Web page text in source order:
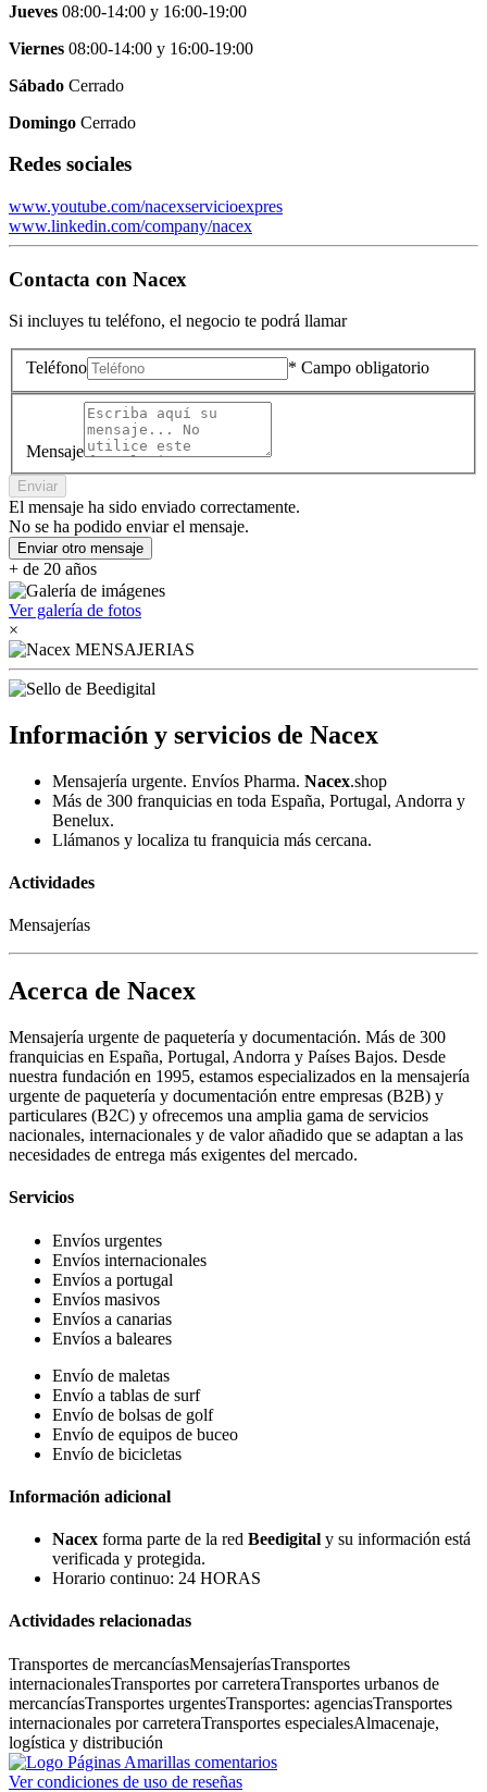
Jueves 08:00-14:00 y 16:00-19:00
Viernes 08:00-14:00 y 16:00-19:00
Sábado Cerrado
Domingo Cerrado
Redes sociales
www.youtube.com/nacexservicioexpres
www.linkedin.com/company/nacex
Contacta con Nacex
Si incluyes tu teléfono, el negocio te podrá llamar
Teléfono * Campo obligatorio
Mensaje
Enviar
El mensaje ha sido enviado correctamente.
No se ha podido enviar el mensaje.
Enviar otro mensaje
+ de 20 años
Ver galería de fotos
×
Información y servicios de Nacex
Mensajería urgente. Envíos Pharma. Nacex.shop
Más de 300 franquicias en toda España, Portugal, Andorra y
Benelux.
Llámanos y localiza tu franquicia más cercana.
Actividades
Mensajerías
Acerca de Nacex
Mensajería urgente de paquetería y documentación. Más de 300
franquicias en España, Portugal, Andorra y Países Bajos. Desde
nuestra fundación en 1995, estamos especializados en la mensajería
urgente de paquetería y documentación entre empresas (B2B) y
particulares (B2C) y ofrecemos una amplia gama de servicios
nacionales, internacionales y de valor añadido que se adaptan a las
necesidades de entrega más exigentes del mercado.
Servicios
Envíos urgentes
Envíos internacionales
Envíos a portugal
Envíos masivos
Envíos a canarias
Envíos a baleares
Envío de maletas
Envío a tablas de surf
Envío de bolsas de golf
Envío de equipos de buceo
Envío de bicicletas
Información adicional
Nacex forma parte de la red Beedigital y su información está
verificada y protegida.
Horario continuo: 24 HORAS
Actividades relacionadas
Transportes de mercancíasMensajeríasTransportes
internacionalesTransportes por carreteraTransportes urbanos de
mercancíasTransportes urgentesTransportes: agenciasTransportes
internacionales por carreteraTransportes especialesAlmacenaje,
logística y distribución
Ver condiciones de uso de reseñas